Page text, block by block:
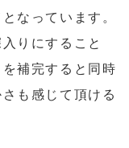
なっています。
りにすること
補完すると同時
も感じて頂ける